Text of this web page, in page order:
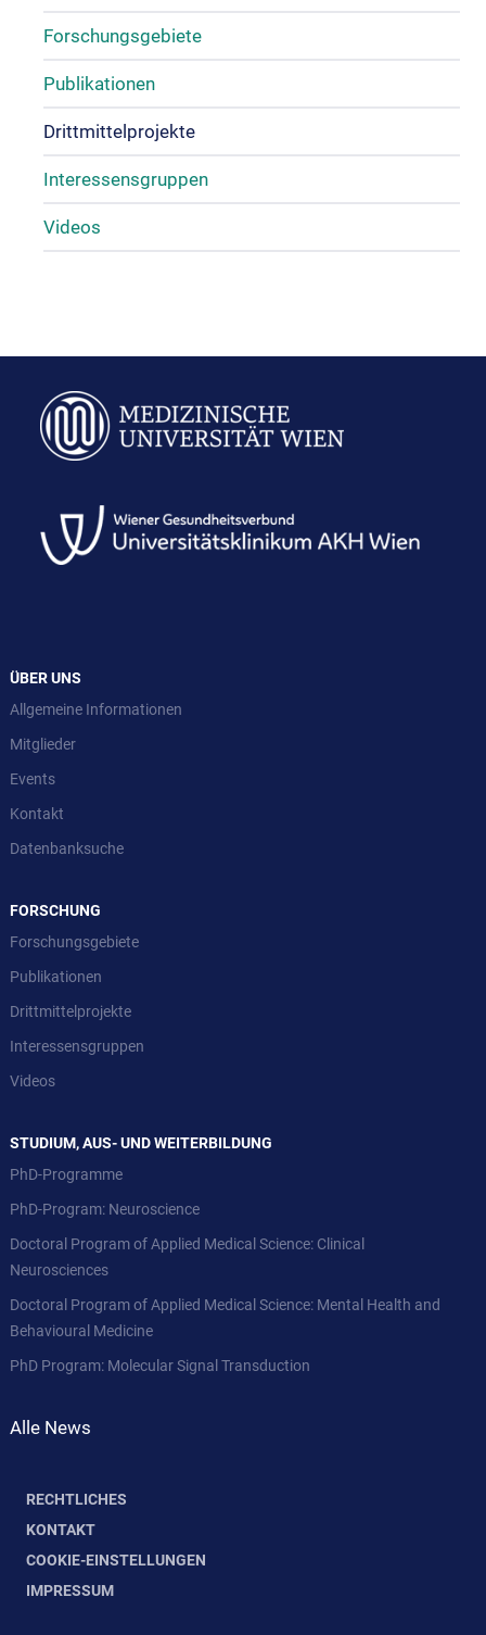
Forschungsgebiete
Publikationen
Drittmittelprojekte
Interessensgruppen
Videos
ÜBER UNS
Allgemeine Informationen
Mitglieder
Events
Kontakt
Datenbanksuche
FORSCHUNG
Forschungsgebiete
Publikationen
Drittmittelprojekte
Interessensgruppen
Videos
STUDIUM, AUS- UND WEITERBILDUNG
PhD-Programme
PhD-Program: Neuroscience
Doctoral Program of Applied Medical Science: Clinical
Neurosciences
Doctoral Program of Applied Medical Science: Mental Health and
Behavioural Medicine
PhD Program: Molecular Signal Transduction
Alle News
RECHTLICHES
KONTAKT
COOKIE-EINSTELLUNGEN
IMPRESSUM